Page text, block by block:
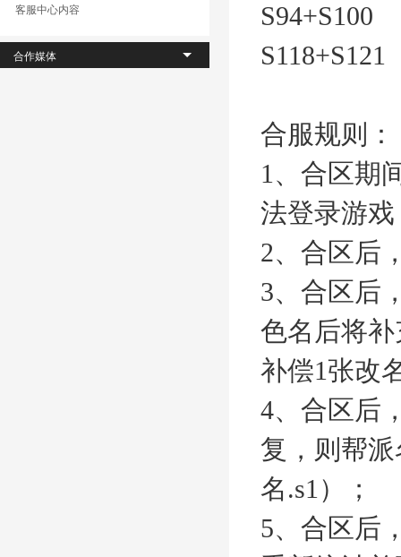
客服中心内容
合作媒体
S94+S100
S118+S121
合服规则：
1、合区期
法登录游戏
2、合区后
3、合区后
色名后将
补偿1张改
4、合区后
复，则帮
名.s1）；
5、合区后